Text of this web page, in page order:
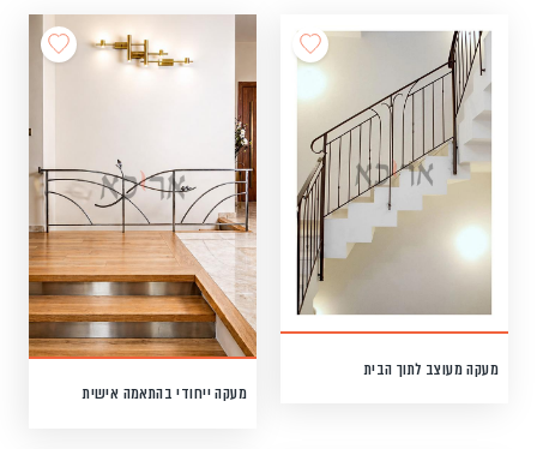
מעקה מעוצב לתוך הבית
מעקה ייחודי בהתאמה אישית